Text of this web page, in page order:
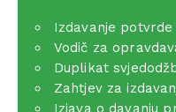
Izdavanje potvrde
Vodič za
Duplikat
Zahtjev za
Izjava o davanju